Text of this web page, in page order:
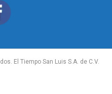
El Tiempo San Luis S.A. de C.V.